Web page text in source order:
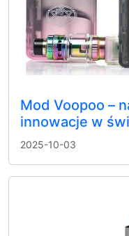
Mod Voopoo –
innowacje w
2025-10-03